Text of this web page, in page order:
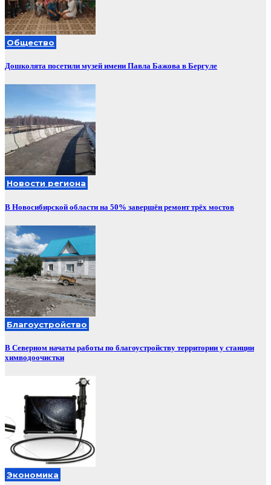
Общество
Дошколята посетили музей имени Павла Бажова в Бергуле
Новости региона
В Новосибирской области на 50% завершён ремонт трёх мостов
Благоустройство
В Северном начаты работы по благоустройству территории у станции
химводоочистки
Экономика